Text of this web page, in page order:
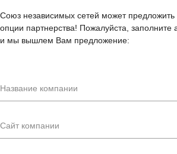
Союз независимых сетей может
опции партнерства! Пожалуйста, заполните
и мы вышлем Вам предложение: